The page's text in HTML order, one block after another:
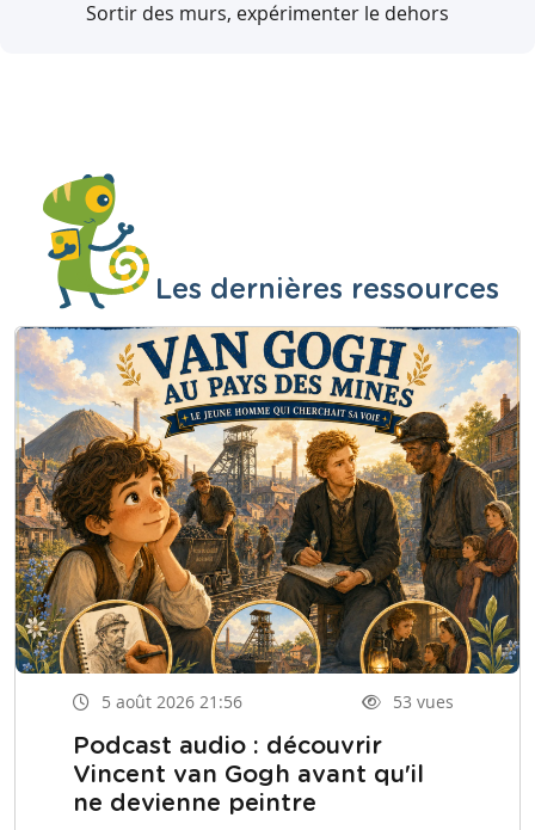
Sortir des murs, expérimenter le dehors
Les dernières ressources
5 août 2026 21:56 53 vues
Podcast audio : découvrir
Vincent van Gogh avant qu'il
ne devienne peintre